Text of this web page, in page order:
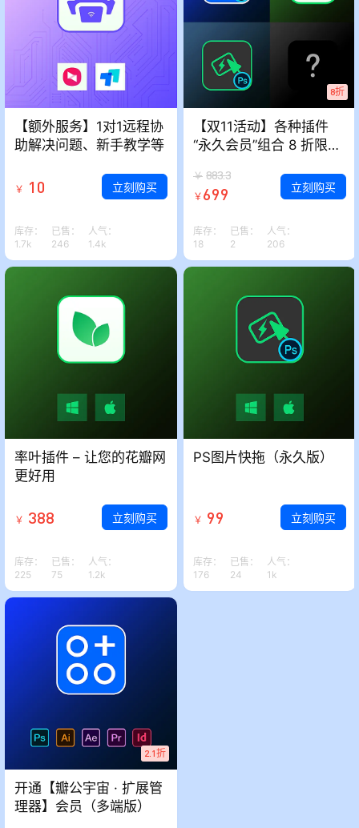
【额外服务】1对1远程协
助解决问题、新手教学等
￥ 10 立刻购买
库存：
1.7k
已售：
246
人气：
1.4k
8折
【双11活动】各种插件
“永久会员”组合 8 折限量
￥ 883.3
￥ 699 立刻购买
库存：
18
已售：
2
人气：
206
率叶插件 – 让您的花瓣网
更好用
￥ 388 立刻购买
库存：
225
已售：
75
人气：
1.2k
PS图片快拖（永久版）
￥ 99 立刻购买
库存：
176
已售：
24
人气：
1k
2.1折
开通【瓣公宇宙 · 扩展管
理器】会员（多端版）